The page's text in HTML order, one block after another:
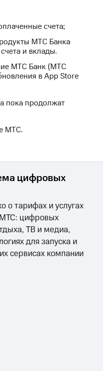
счета;
МТС Банка
и вклады.
МТС Банк (МТС
в App Store
пока продолжат
МТС.
цифровых
о тарифах и услугах
МТС: цифровых
ТВ и медиа,
для запуска и
сервисах компании